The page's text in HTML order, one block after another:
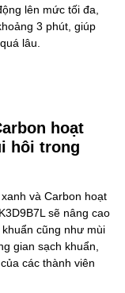
lên mức tối đa,
3 phút, giúp
lâu.
hoạt
hôi trong
và Carbon hoạt
sẽ nâng cao
cũng như mùi
gian sạch khuẩn,
các thành viên